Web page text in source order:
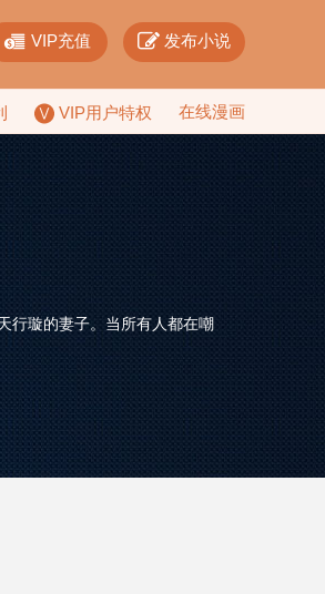
 VIP充值  发布小说
VIP用户特权 在线漫画
行璇的妻子。当所有人都在嘲